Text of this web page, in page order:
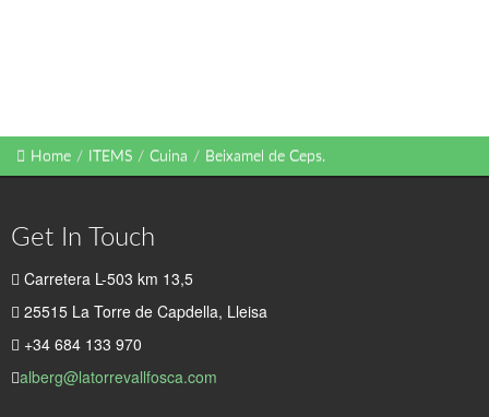
Home / ITEMS / Cuina / Beixamel de Ceps.
Get In Touch
Carretera L-503 km 13,5
25515 La Torre de Capdella, Lleisa
+34 684 133 970
alberg@latorrevallfosca.com